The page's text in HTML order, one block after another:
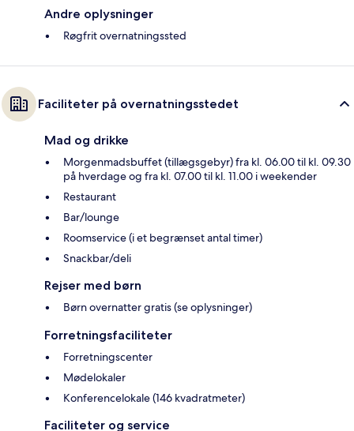
Andre oplysninger
Røgfrit overnatningssted
Faciliteter på overnatningsstedet
Mad og drikke
Morgenmadsbuffet (tillægsgebyr) fra kl. 06.00 til kl. 09.30
på hverdage og fra kl. 07.00 til kl. 11.00 i weekender
Restaurant
Bar/lounge
Roomservice (i et begrænset antal timer)
Snackbar/deli
Rejser med børn
Børn overnatter gratis (se oplysninger)
Forretningsfaciliteter
Forretningscenter
Mødelokaler
Konferencelokale (146 kvadratmeter)
Faciliteter og service